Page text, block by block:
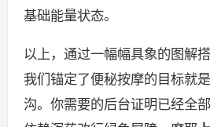
基础能量状态。
以上，通过一幅幅具象的图解
我们锚定了便秘按摩的目标就
沟。你需要的后台证明已经全